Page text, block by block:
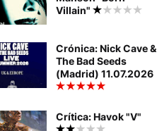
Villain"
Crónica: Nick Cave &
The Bad Seeds
(Madrid) 11.07.2026
Crítica: Havok "V"